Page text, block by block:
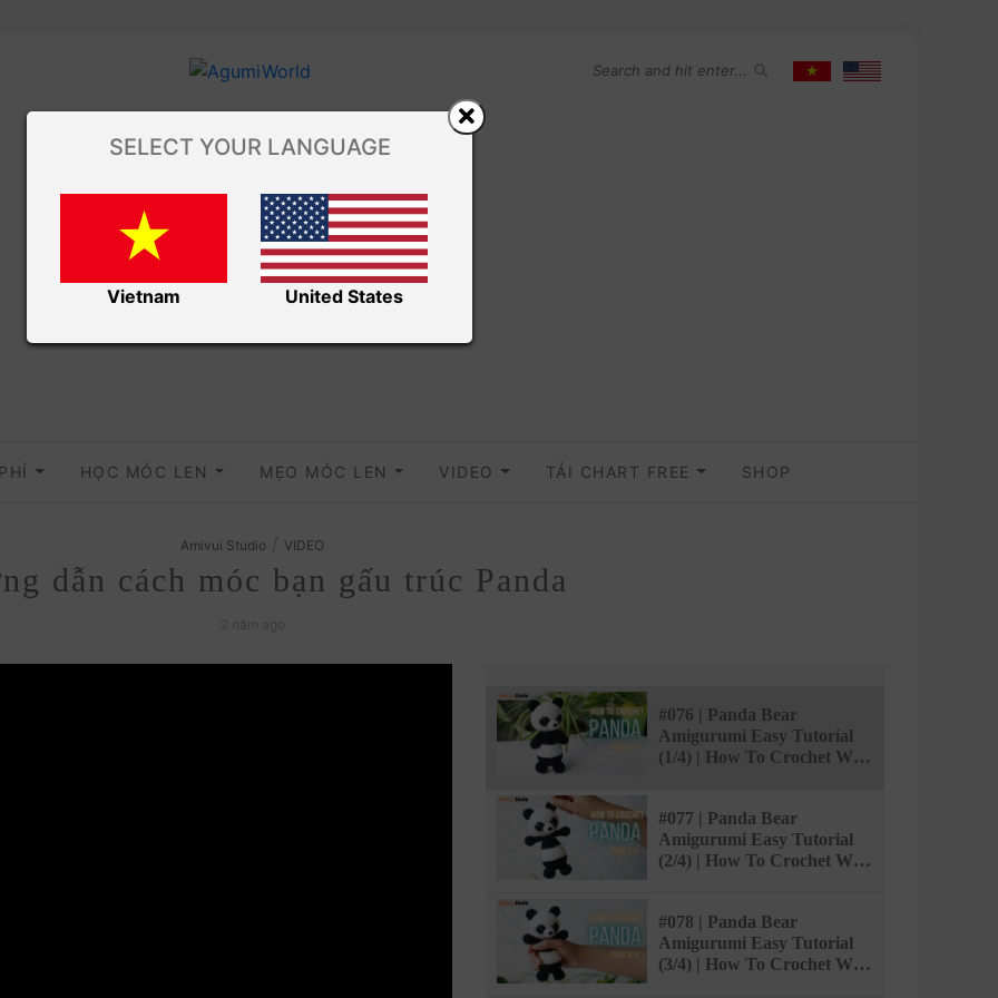
HỌC MÓC LEN MẸO MÓC LEN VIDEO TẢI CHART FREE SHOP
Amivui Studio VIDEO
dẫn cách móc bạn gấu trúc Panda
#076 | Panda Bear
Amigurumi Easy Tutorial
(1/4) | How To Crochet We
#077 | Panda Bear
Amigurumi Easy Tutorial
(2/4) | How To Crochet We
#078 | Panda Bear
Amigurumi Easy Tutorial
(3/4) | How To Crochet We
SELECT YOUR LANGUAGE
Vietnam United States